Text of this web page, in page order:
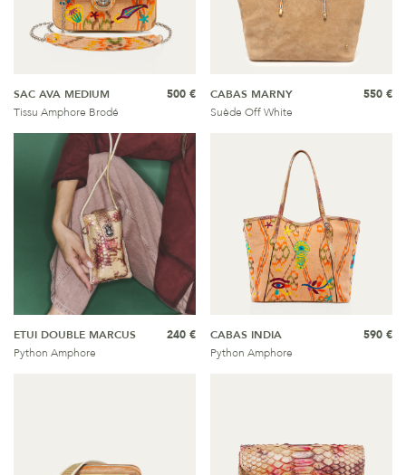
SAC AVA MEDIUM
Tissu Amphore Brodé
500 €
CABAS MARNY
Suède Off White
550 €
ETUI DOUBLE MARCUS
Python Amphore
240 €
CABAS INDIA
Python Amphore
590 €